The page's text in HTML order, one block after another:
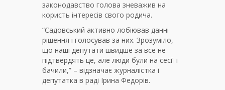
законодавство голова зневажив на
користь інтересів свого родича.
“Садовський активно лобіював данні
рішення і голосував за них. Зрозуміло,
що наші депутати швидше за все не
підтвердять це, але люди були на сесії і
бачили,” – відзначає журналістка і
депутатка в раді Ірина Федорів.